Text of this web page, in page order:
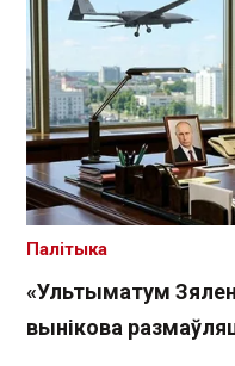
«Ультыматум
вынікова
Палітыка